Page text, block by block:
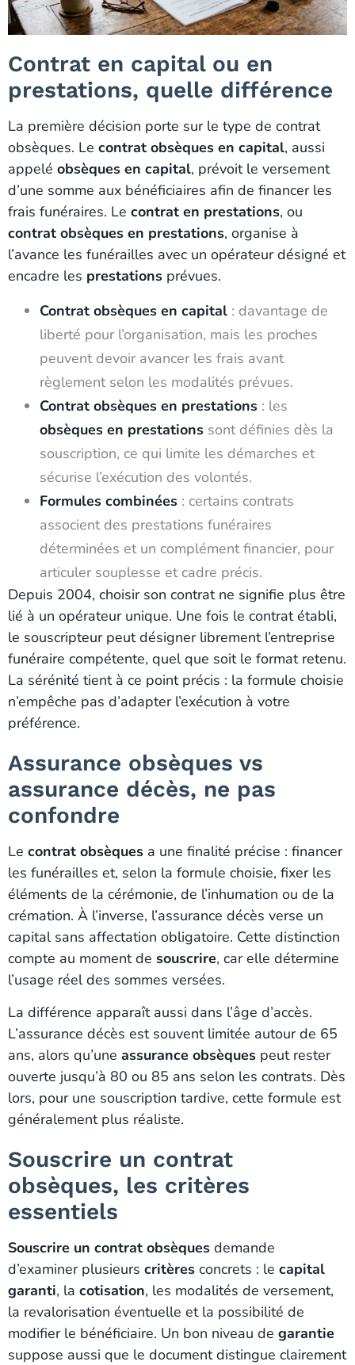
Contrat en capital ou en
prestations, quelle différence
La première décision porte sur le type de contrat
obsèques. Le contrat obsèques en capital, aussi
appelé obsèques en capital, prévoit le versement
d’une somme aux bénéficiaires afin de financer les
frais funéraires. Le contrat en prestations, ou
contrat obsèques en prestations, organise à
l’avance les funérailles avec un opérateur désigné et
encadre les prestations prévues.
Contrat obsèques en capital : davantage de
liberté pour l’organisation, mais les proches
peuvent devoir avancer les frais avant
règlement selon les modalités prévues.
Contrat obsèques en prestations : les
obsèques en prestations sont définies dès la
souscription, ce qui limite les démarches et
sécurise l’exécution des volontés.
Formules combinées : certains contrats
associent des prestations funéraires
déterminées et un complément financier, pour
articuler souplesse et cadre précis.
Depuis 2004, choisir son contrat ne signifie plus être
lié à un opérateur unique. Une fois le contrat établi,
le souscripteur peut désigner librement l’entreprise
funéraire compétente, quel que soit le format retenu.
La sérénité tient à ce point précis : la formule choisie
n’empêche pas d’adapter l’exécution à votre
préférence.
Assurance obsèques vs
assurance décès, ne pas
confondre
Le contrat obsèques a une finalité précise : financer
les funérailles et, selon la formule choisie, fixer les
éléments de la cérémonie, de l’inhumation ou de la
crémation. À l’inverse, l’assurance décès verse un
capital sans affectation obligatoire. Cette distinction
compte au moment de souscrire, car elle détermine
l’usage réel des sommes versées.
La différence apparaît aussi dans l’âge d’accès.
L’assurance décès est souvent limitée autour de 65
ans, alors qu’une assurance obsèques peut rester
ouverte jusqu’à 80 ou 85 ans selon les contrats. Dès
lors, pour une souscription tardive, cette formule est
généralement plus réaliste.
Souscrire un contrat
obsèques, les critères
essentiels
Souscrire un contrat obsèques demande
d’examiner plusieurs critères concrets : le capital
garanti, la cotisation, les modalités de versement,
la revalorisation éventuelle et la possibilité de
modifier le bénéficiaire. Un bon niveau de garantie
suppose aussi que le document distingue clairement